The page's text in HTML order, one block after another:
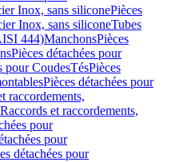
Inox, sans siliconePièces
Inox, sans siliconeTubes
444)ManchonsPièces
Pièces détachées pour
pour CoudesTésPièces
Pièces détachées pour
raccordements,
et raccordements,
pour
pour
détachées pour